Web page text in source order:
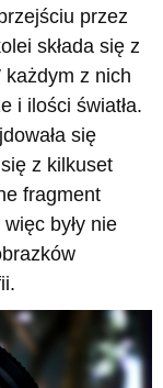
przez
składa się z
każdym z nich
i ilości światła.
się
z kilkuset
fragment
były nie